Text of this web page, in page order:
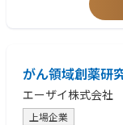
がん領域創薬研
エーザイ株式会社
上場企業